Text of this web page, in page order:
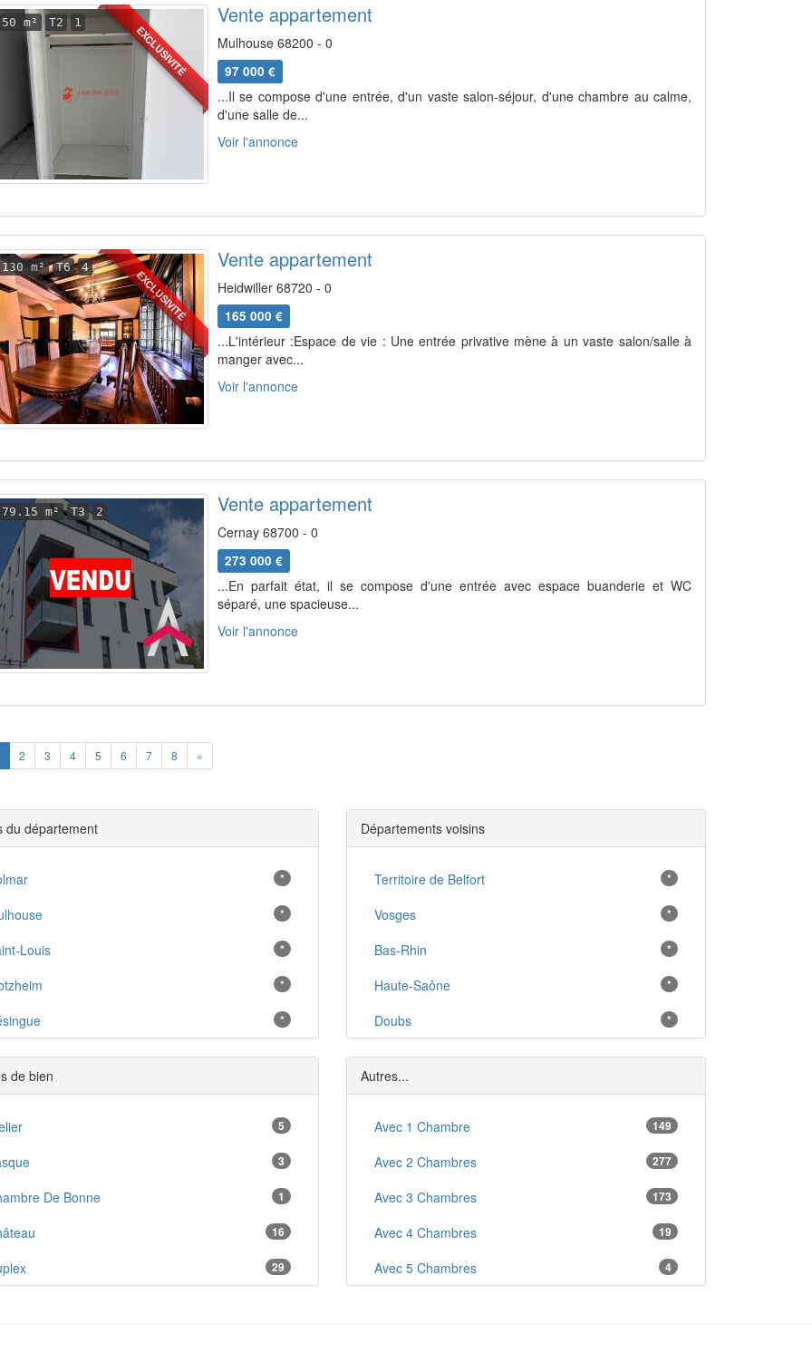
EXCLUSIVITÉ
50 m² T2 1 Vente appartement
Mulhouse 68200 - 0
97 000 €
...Il se compose d'une entrée, d'un vaste salon-séjour, d'une chambre au calme,
d'une salle de...
Voir l'annonce
EXCLUSIVITÉ
130 m² T6 4 Vente appartement
Heidwiller 68720 - 0
165 000 €
...L'intérieur :Espace de vie : Une entrée privative mène à un vaste salon/salle à
manger avec...
Voir l'annonce
79.15 m² T3 2 Vente appartement
Cernay 68700 - 0
273 000 €
...En parfait état, il se compose d'une entrée avec espace buanderie et WC
séparé, une spacieuse...
Voir l'annonce
2 3 4 5 6 7 8 »
du département
*
*
Louis *
*
*
Neuf *
*
*
*
*
*
*
Départements voisins
Territoire de Belfort *
Vosges *
Bas-Rhin *
Haute-Saône *
Doubs *
de bien
5
3
De Bonne 1
16
29
Autres...
Avec 1 Chambre 149
Avec 2 Chambres 277
Avec 3 Chambres 173
Avec 4 Chambres 19
Avec 5 Chambres 4